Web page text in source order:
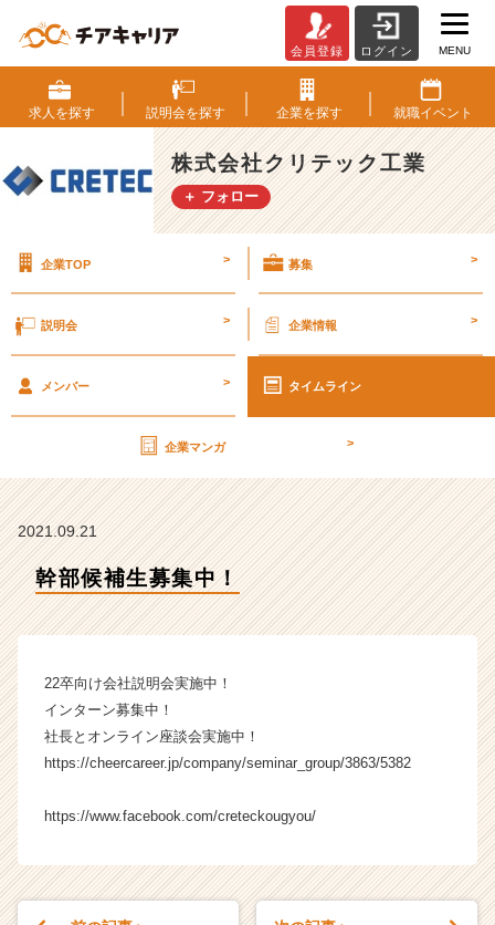
部
候
補
生
募
集
会
リ
工
業
ム
ラ
ン】
ベ
チ
ャ
長
か
会員登録 ログイン MENU
求人を探す 説明会を探す 企業を探す 就職イベント
株式会社クリテック工業
＋ フォロー
企業TOP > 募集 >
説明会 > 企業情報 >
メンバー > タイムライン
企業マンガ >
2021.09.21
幹部候補生募集中！
22卒向け会社説明会実施中！
インターン募集中！
社長とオンライン座談会実施中！
https://cheercareer.jp/company/seminar_group/3863/5382
https://www.facebook.com/creteckougyou/